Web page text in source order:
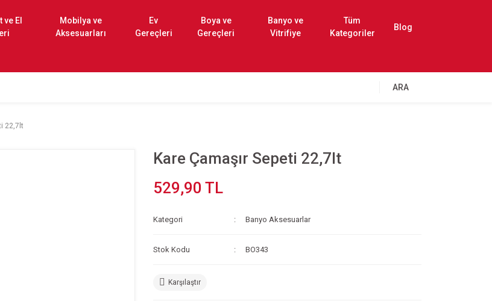
ve El
Mobilya ve
Aksesuarları
Ev
Gereçleri
Boya ve
Gereçleri
Banyo ve
Vitrifiye
Tüm
Kategoriler
Blog
ARA
22,7lt
Kare Çamaşır Sepeti 22,7lt
529,90 TL
Kategori Banyo Aksesuarlar
Stok Kodu BO343
Karşılaştır